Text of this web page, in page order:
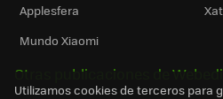
Applesfera
Mundo Xiaomi
Otras publicaciones de Webedia
Utilizamos cookies de terceros para